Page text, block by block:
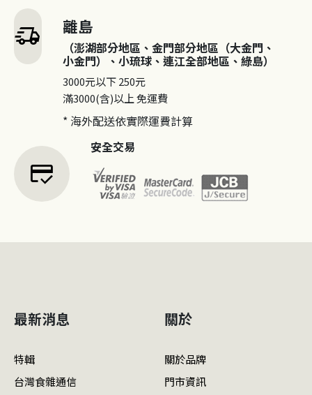
delivery_truck_speed 離島
（澎湖部分地區、金門部分地區（大金門、
小金門）、小琉球、連江全部地區、綠島）
3000元以下250元
滿3000(含)以上免運費
* 海外配送依實際運費計算
credit_score
安全交易
最新消息
特輯
台灣食雜通信
關於
關於品牌
門市資訊